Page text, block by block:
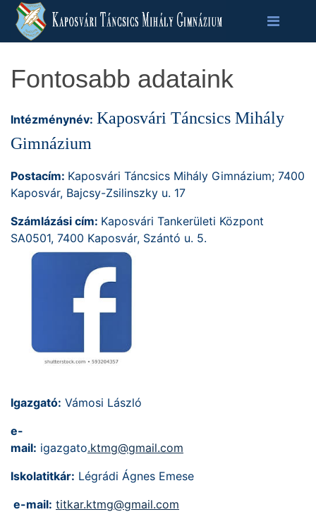
Fontosabb adataink
Intézménynév: Kaposvári Táncsics Mihály
Gimnázium
Postacím: Kaposvári Táncsics Mihály Gimnázium; 7400
Kaposvár, Bajcsy-Zsilinszky u. 17
Számlázási cím: Kaposvári Tankerületi Központ
SA0501, 7400 Kaposvár, Szántó u. 5.
Igazgató: Vámosi László
e-
mail: igazgato.ktmg@gmail.com
Iskolatitkár: Légrádi Ágnes Emese
e-mail: titkar.ktmg@gmail.com